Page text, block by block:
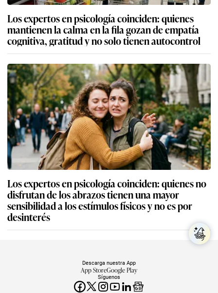
Los expertos en psicología coinciden: quienes
mantienen la calma en la fila gozan de empatía
cognitiva, gratitud y no solo tienen autocontrol
Los expertos en psicología coinciden: quienes no
disfrutan de los abrazos tienen una mayor
sensibilidad a los estímulos físicos y no es por
desinterés
Síguenos
Descarga nuestra App
App StoreGoogle Play